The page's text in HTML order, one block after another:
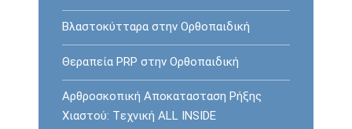
Βλαστοκύτταρα στην Ορθοπαιδική
Θεραπεία PRP στην Ορθοπαιδική
Αρθροσκοπική Αποκατασταση Ρήξης
Χιαστού: Tεχνική ALL INSIDE